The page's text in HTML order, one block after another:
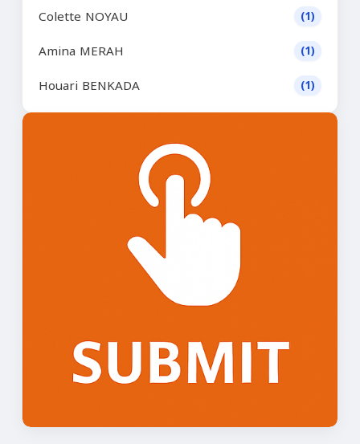
Colette NOYAU (1)
Amina MERAH (1)
Houari BENKADA (1)